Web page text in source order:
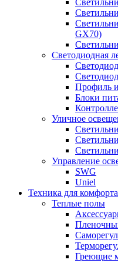
GX70)
Светодиодная
Профиль
Блоки
Уличное
Управление
SWG
Uniel
Техника для комфорта
Теплые полы
Греющие